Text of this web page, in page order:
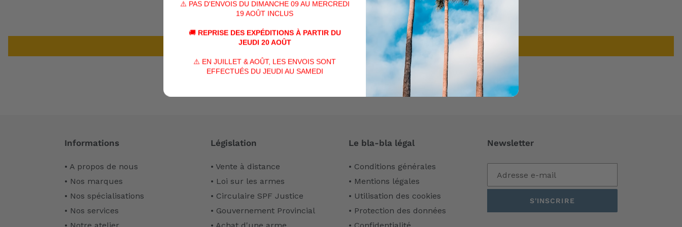
Soyez le premier à écrire un avis
Écrire un avis
Informations
• A propos de nous
• Nos marques
• Nos spécialisations
• Nos services
Législation
• Vente à distance
• Loi sur les armes
• Circulaire SPF Justice
• Gouvernement Provincial
Le bla-bla légal
• Conditions générales
• Mentions légales
• Utilisation des cookies
• Protection des données
Newsletter
S'INSCRIRE
⚠️ PAS D'ENVOIS DU DIMANCHE 09 AU MERCREDI
19 AOÛT INCLUS
🚚 REPRISE DES EXPÉDITIONS À PARTIR DU
JEUDI 20 AOÛT
⚠️ EN JUILLET & AOÛT, LES ENVOIS SONT
EFFECTUÉS DU JEUDI AU SAMEDI